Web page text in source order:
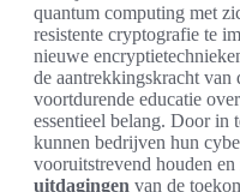
quantum computing met
resistente cryptografie te
nieuwe
de aantrekkingskracht van
voortdurende educatie
essentieel belang. Door in
kunnen bedrijven hun
vooruitstrevend houden
uitdagingen van de